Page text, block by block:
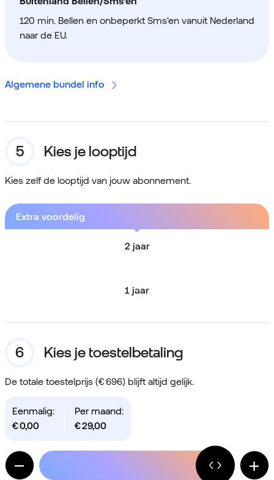
120 min. Bellen en onbeperkt Sms'en vanuit Nederland
naar de EU.
Algemene bundel info
Kies je looptijd
Kies zelf de looptijd van jouw abonnement.
Extra voordelig
2 jaar
1 jaar
Kies je toestelbetaling
De totale toestelprijs (€ 696) blijft altijd gelijk.
Eenmalig:
€0,00
Per maand:
€29,00